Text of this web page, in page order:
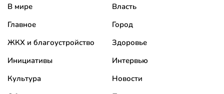
В мире
Власть
Главное
Город
ЖКХ и благоустройство
Здоровье
Инициативы
Интервью
Культура
Новости